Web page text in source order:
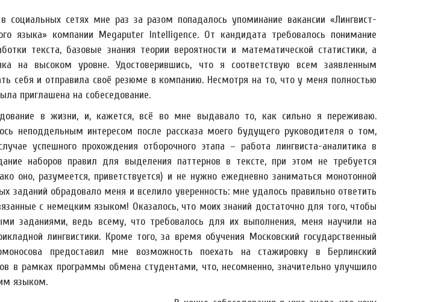
социальных сетях мне раз за разом попадалось упоминание вакансии «Лингвист-
языка» компании Megaputer Intelligence. От кандидата требовалось понимание
текста, базовые знания теории вероятности и математической статистики, а
на высоком уровне. Удостоверившись, что я соответствую всем заявленным
себя и отправила своё резюме в компанию. Несмотря на то, что у меня полностью
приглашена на собеседование.
в жизни, и, кажется, всё во мне выдавало то, как сильно я переживаю.
неподдельным интересом после рассказа моего будущего руководителя о том,
успешного прохождения отборочного этапа – работа лингвиста-аналитика в
наборов правил для выделения паттернов в тексте, при этом не требуется
оно, разумеется, приветствуется) и не нужно ежедневно заниматься монотонной
заданий обрадовало меня и вселило уверенность: мне удалось правильно ответить
с немецким языком! Оказалось, что моих знаний достаточно для того, чтобы
заданиями, ведь всему, что требовалось для их выполнения, меня научили на
лингвистики. Кроме того, за время обучения Московский государственный
предоставил мне возможность поехать на стажировку в Берлинский
в рамках программы обмена студентами, что, несомненно, значительно улучшило
языком.